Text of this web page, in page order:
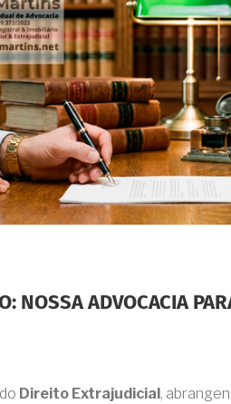
NOSSA ADVOCACIA
Direito Extrajudicial,